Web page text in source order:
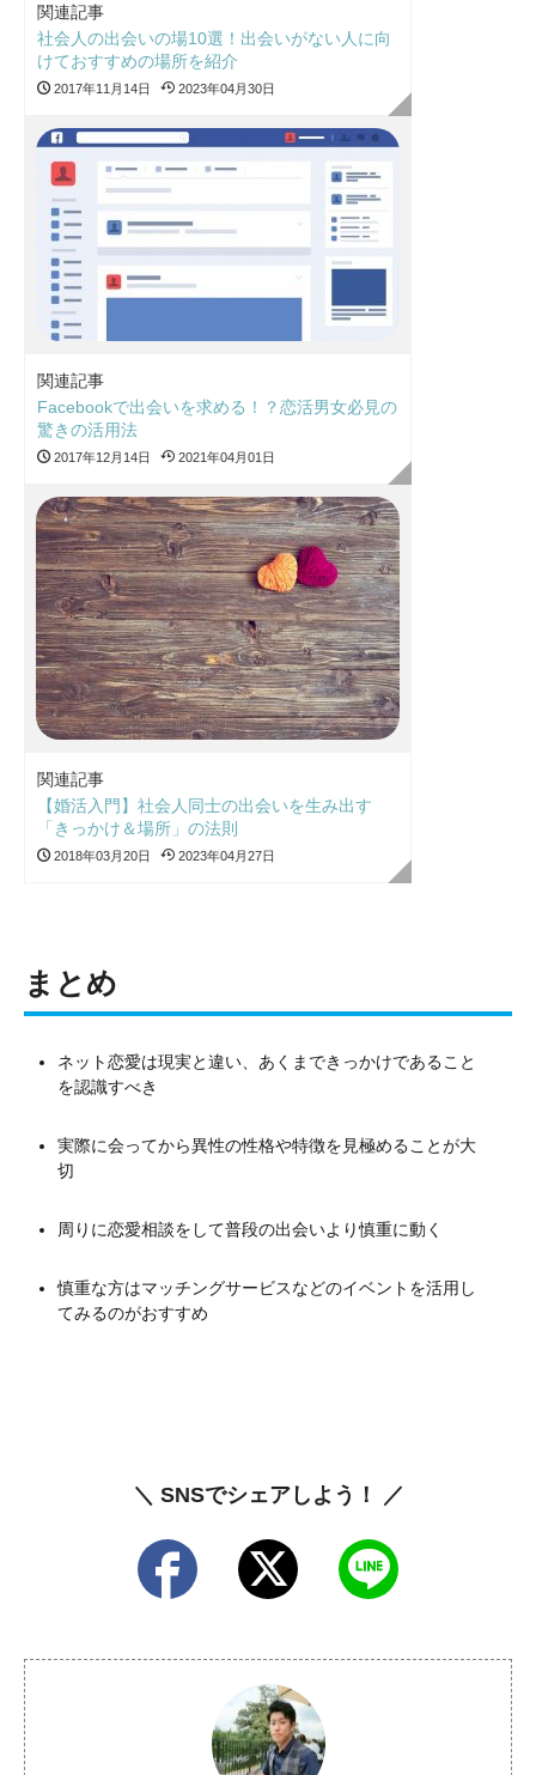
関連記事
社会人の出会いの場10選！出会いがない人に向
けておすすめの場所を紹介
2017年11月14日 2023年04月30日
関連記事
Facebookで出会いを求める！？恋活男女必見の
驚きの活用法
2017年12月14日 2021年04月01日
関連記事
【婚活入門】社会人同士の出会いを生み出す
「きっかけ＆場所」の法則
2018年03月20日 2023年04月27日
まとめ
ネット恋愛は現実と違い、あくまできっかけであること
を認識すべき
実際に会ってから異性の性格や特徴を見極めることが大
切
周りに恋愛相談をして普段の出会いより慎重に動く
慎重な方はマッチングサービスなどのイベントを活用し
てみるのがおすすめ
＼ SNSでシェアしよう！ ／